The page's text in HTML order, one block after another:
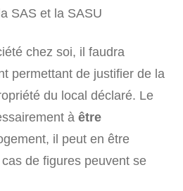
SAS et la SASU
chez soi, il faudra
permettant de justifier de la
du local déclaré. Le
à être
il peut en être
de figures peuvent se